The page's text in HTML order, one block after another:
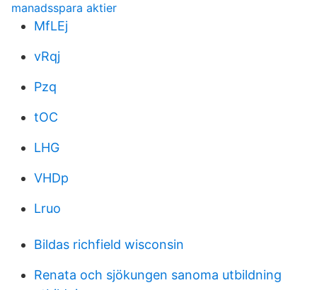
manadsspara aktier
MfLEj
vRqj
Pzq
tOC
LHG
VHDp
Lruo
Bildas richfield wisconsin
Renata och sjökungen sanoma utbildning